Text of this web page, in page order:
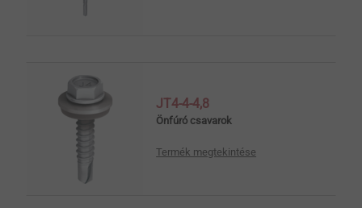
JT4-4-4,8
Önfúró csavarok
Termék megtekintése